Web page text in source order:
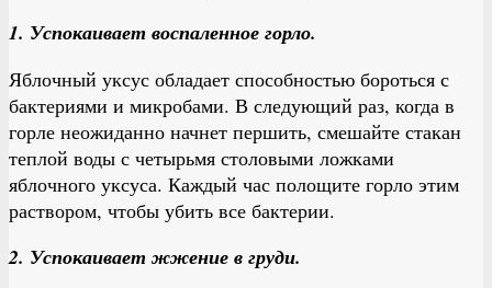
1. Успокаивает воспаленное горло.
Яблочный уксус обладает способностью бороться с
бактериями и микробами. В следующий раз, когда в
горле неожиданно начнет першить, смешайте стакан
теплой воды с четырьмя столовыми ложками
яблочного уксуса. Каждый час полощите горло этим
раствором, чтобы убить все бактерии.
2. Успокаивает жжение в груди.